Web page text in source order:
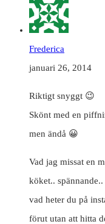
Frederica
januari 26, 2014
Riktigt snyggt 😉
Skönt med en
men ändå 😀
Vad jag missat en
köket..
vad heter du på
förut utan att hitta